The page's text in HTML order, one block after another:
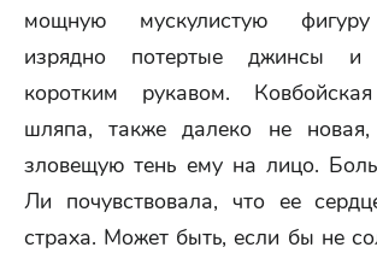
мощную мускулистую фигуру
изрядно потертые джинсы
коротким рукавом.
шляпа, также далеко не новая,
зловещую тень ему на лицо.
Ли почувствовала, что ее
страха. Может быть, если бы не